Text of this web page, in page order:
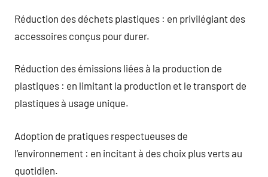
Réduction des déchets plastiques : en privilégiant des
accessoires conçus pour durer.
Réduction des émissions liées à la production de
plastiques : en limitant la production et le transport de
plastiques à usage unique.
Adoption de pratiques respectueuses de
l’environnement : en incitant à des choix plus verts au
quotidien.